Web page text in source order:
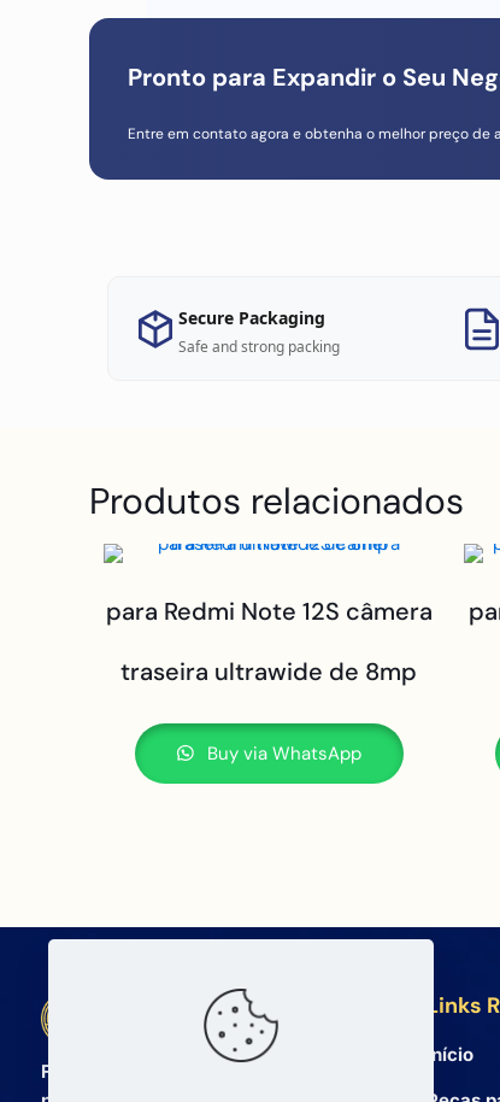
Pronto para Expandir o Seu
Entre em contato agora e obtenha o melhor preço
Secure Packaging
Safe and strong packing
Produtos relacionados
para Redmi Note 12S câmera
traseira ultrawide de 8mp
Buy via WhatsApp
BETA Electronic Co LTD
Fornecedor atacadista profissional de
Links
Início